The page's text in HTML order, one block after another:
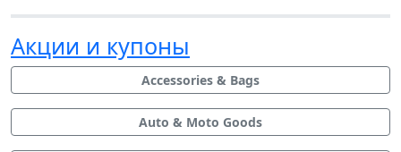
Акции и купоны
Accessories & Bags
Auto & Moto Goods